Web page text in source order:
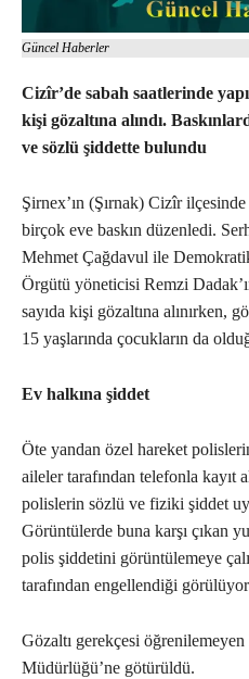
Güncel Haberler
Cizîr’de sabah saatlerinde
kişi gözaltına alındı.
ve sözlü şiddette bulundu
Şirnex’ın (Şırnak) Cizîr
birçok eve baskın düzenledi.
Mehmet Çağdavul ile
Örgütü yöneticisi Remzi
sayıda kişi gözaltına alınırken,
15 yaşlarında çocukların da
Ev halkına şiddet
Öte yandan özel hareket
aileler tarafından telefonla kayıt
polislerin sözlü ve fiziki şiddet
Görüntülerde buna karşı çıkan
polis şiddetini görüntülemeye
tarafından engellendiği
Gözaltı gerekçesi
Müdürlüğü’ne götürüldü.